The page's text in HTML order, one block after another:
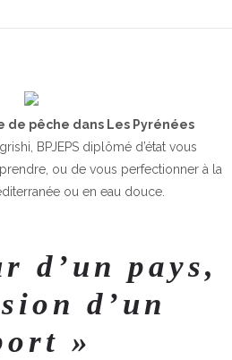
de pêche dans Les Pyrénées
BPJEPS diplômé d’état vous
ou de vous perfectionner à la
ou en eau douce.
d’un pays,
d’un
»